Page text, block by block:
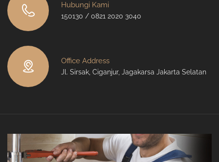
Hubungi Kami
150130 / 0821 2020 3040
Office Address
Jl. Sirsak, Ciganjur, Jagakarsa Jakarta Selatan